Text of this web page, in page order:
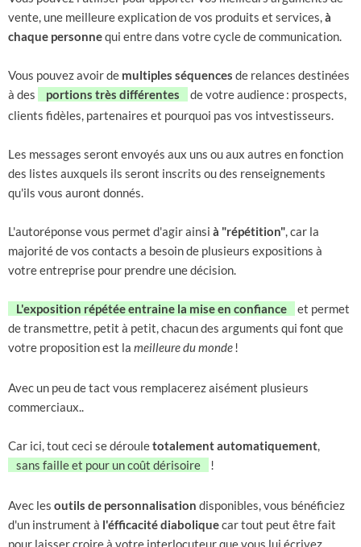
vente, une meilleure explication de vos produits et services,à
chaque personnequi entre dans votre cycle de communication.
Vous pouvez avoir de multiples séquences de relances destinées
à des
portions très différentes de votre audience: prospects,
clients fidèles, partenaires et pourquoi pas vos intvestisseurs.
Les messages seront envoyés aux uns ou aux autres en fonction
des listes auxquels ils seront inscrits ou des renseignements
qu'ils vous auront donnés.
L'autoréponse vous permet d'agir ainsi à "répétition", car la
majorité de vos contacts a besoin de plusieurs expositions à
votre entreprise pour prendre une décision.
L'exposition répétée entraine la mise en confiance
et permet
de transmettre, petit à petit, chacun des arguments qui font que
votre proposition est la meilleure du monde!
Avec un peu de tact vous remplacerez aisément plusieurs
commerciaux..
Car ici, tout ceci se dérouletotalement automatiquement,
sans faille et pour un coût dérisoire
!
Avec les outils de personnalisation disponibles, vous bénéficiez
d'un instrument à l'éfficacité diaboliquecar tout peut être fait
pour laisser croire à votre interlocuteur que vous lui écrivez